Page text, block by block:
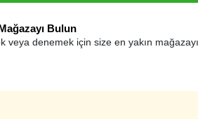
Bulun
veya denemek için size en yakın